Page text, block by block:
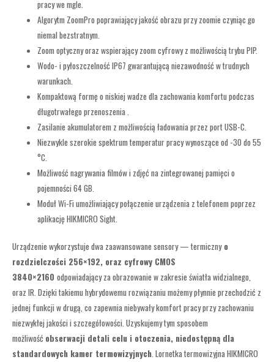
pracy we mgle.
Algorytm ZoomPro poprawiający jakość obrazu przy zoomie czyniąc go
niemal bezstratnym.
Zoom optyczny oraz wspierający zoom cyfrowy z możliwością trybu PIP.
Wodo- i pyłoszczelność IP67 gwarantującą niezawodność w trudnych
warunkach.
Kompaktową formę o niskiej wadze dla zachowania komfortu podczas
długotrwałego przenoszenia .
Zasilanie akumulatorem z możliwością ładowania przez port USB-C.
Niezwykle szerokie spektrum temperatur pracy wynoszące od -30 do 55
°C.
Możliwość nagrywania filmów i zdjęć na zintegrowanej pamięci o
pojemności 64 GB.
Moduł Wi-Fi umożliwiający połączenie urządzenia z telefonem poprzez
aplikację HIKMICRO Sight.
Urządzenie wykorzystuje dwa zaawansowane sensory — termicznyo
rozdzielczości 256×192, oraz cyfrowy CMOS
3840×2160 odpowiadający za obrazowanie w zakresie światła widzialnego,
oraz IR. Dzięki takiemu hybrydowemu rozwiązaniu możemy płynnie przechodzić z
jednej funkcji w drugą, co zapewnia niebywały komfort pracy przy zachowaniu
niezwykłej jakości i szczegółowości. Uzyskujemy tym sposobem
możliwość obserwacji detali celu i otoczenia, niedostępną dla
standardowych kamer termowizyjnych. Lornetka termowizyjna HIKMICRO